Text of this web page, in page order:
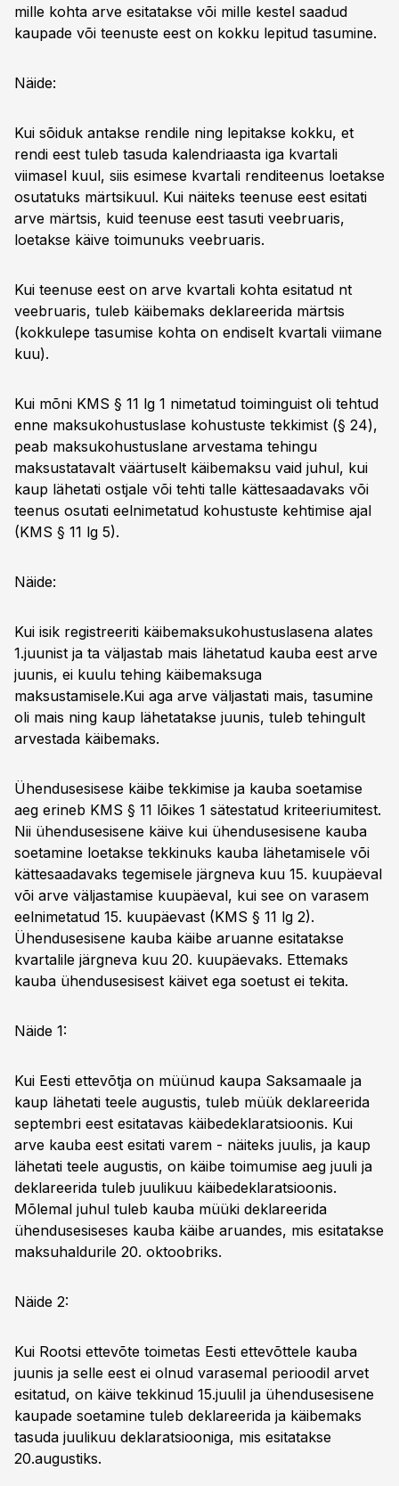
mille kohta arve esitatakse või mille kestel saadud
kaupade või teenuste eest on kokku lepitud tasumine.
Näide:
Kui sõiduk antakse rendile ning lepitakse kokku, et
rendi eest tuleb tasuda kalendriaasta iga kvartali
viimasel kuul, siis esimese kvartali renditeenus loetakse
osutatuks märtsikuul. Kui näiteks teenuse eest esitati
arve märtsis, kuid teenuse eest tasuti veebruaris,
loetakse käive toimunuks veebruaris.
Kui teenuse eest on arve kvartali kohta esitatud nt
veebruaris, tuleb käibemaks deklareerida märtsis
(kokkulepe tasumise kohta on endiselt kvartali viimane
kuu).
Kui mõni KMS § 11 lg 1 nimetatud toiminguist oli tehtud
enne maksukohustuslase kohustuste tekkimist (§ 24),
peab maksukohustuslane arvestama tehingu
maksustatavalt väärtuselt käibemaksu vaid juhul, kui
kaup lähetati ostjale või tehti talle kättesaadavaks või
teenus osutati eelnimetatud kohustuste kehtimise ajal
(KMS § 11 lg 5).
Näide:
Kui isik registreeriti käibemaksukohustuslasena alates
1.juunist ja ta väljastab mais lähetatud kauba eest arve
juunis, ei kuulu tehing käibemaksuga
maksustamisele.Kui aga arve väljastati mais, tasumine
oli mais ning kaup lähetatakse juunis, tuleb tehingult
arvestada käibemaks.
Ühendusesisese käibe tekkimise ja kauba soetamise
aeg erineb KMS § 11 lõikes 1 sätestatud kriteeriumitest.
Nii ühendusesisene käive kui ühendusesisene kauba
soetamine loetakse tekkinuks kauba lähetamisele või
kättesaadavaks tegemisele järgneva kuu 15. kuupäeval
või arve väljastamise kuupäeval, kui see on varasem
eelnimetatud 15. kuupäevast (KMS § 11 lg 2).
Ühendusesisene kauba käibe aruanne esitatakse
kvartalile järgneva kuu 20. kuupäevaks. Ettemaks
kauba ühendusesisest käivet ega soetust ei tekita.
Näide 1:
Kui Eesti ettevõtja on müünud kaupa Saksamaale ja
kaup lähetati teele augustis, tuleb müük deklareerida
septembri eest esitatavas käibedeklaratsioonis. Kui
arve kauba eest esitati varem - näiteks juulis, ja kaup
lähetati teele augustis, on käibe toimumise aeg juuli ja
deklareerida tuleb juulikuu käibedeklaratsioonis.
Mõlemal juhul tuleb kauba müüki deklareerida
ühendusesiseses kauba käibe aruandes, mis esitatakse
maksuhaldurile 20. oktoobriks.
Näide 2:
Kui Rootsi ettevõte toimetas Eesti ettevõttele kauba
juunis ja selle eest ei olnud varasemal perioodil arvet
esitatud, on käive tekkinud 15.juulil ja ühendusesisene
kaupade soetamine tuleb deklareerida ja käibemaks
tasuda juulikuu deklaratsiooniga, mis esitatakse
20.augustiks.